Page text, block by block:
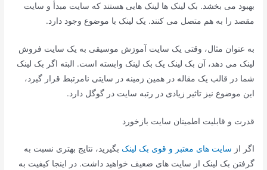
بهبود می بخشد. بک لینک ها لینک هایی هستند که سایت مبدأ و سایت
مقصد را به هم متصل می کنند. یک لینک با موضوع وجود دارد.
به عنوان مثال، وقتی یک سایت آموزش موسیقی به یک سایت فروش
لینک می دهد، آن بک لینک یک بک لینک وابسته است. البته اگر بک لینک
شما در قالب یک مقاله در همین زمینه در سایتی نامرتبط قرار گیرد،
این موضوع نیز تاثیر زیادی در رتبه سایت در گوگل دارد.
قدرت و قابلیت اطمینان سایت بازخورد
اگر از سایت های معتبر و قوی بک لینک بگیرید، نتایج بهتری نسبت به
گرفتن بک لینک از سایت های ضعیف خواهید داشت. در اینجا کیفیت به